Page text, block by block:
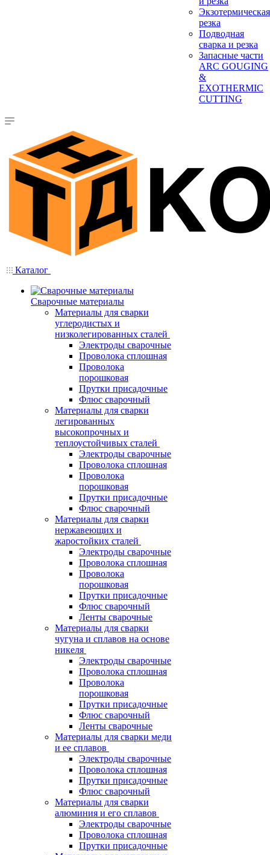
Экзотермическая
резка
Подводная
сварка и резка
Запасные части
ARC GOUGING
&
EXOTHERMIC
CUTTING
Каталог
Сварочные материалы
Материалы для сварки
углеродистых и
низколегированных сталей
Электроды сварочные
Проволока сплошная
Проволока
порошковая
Прутки присадочные
Флюс сварочный
Материалы для сварки
легированных
высокопрочных и
теплоустойчивых сталей
Электроды сварочные
Проволока сплошная
Проволока
порошковая
Прутки присадочные
Флюс сварочный
Материалы для сварки
нержавеющих и
жаростойких сталей
Электроды сварочные
Проволока сплошная
Проволока
порошковая
Прутки присадочные
Флюс сварочный
Ленты сварочные
Материалы для сварки
чугуна и сплавов на основе
никеля
Электроды сварочные
Проволока сплошная
Проволока
порошковая
Прутки присадочные
Флюс сварочный
Ленты сварочные
Материалы для сварки меди
и ее сплавов
Электроды сварочные
Проволока сплошная
Прутки присадочные
Флюс сварочный
Материалы для сварки
алюминия и его сплавов
Электроды сварочные
Проволока сплошная
Прутки присадочные